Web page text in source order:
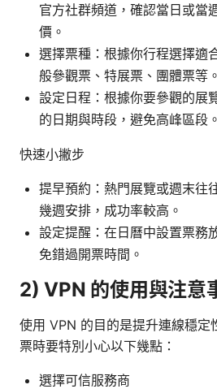
官方社群頻道，確認當日或當
價。
選擇票種：根據你行程選擇適
般參觀票、特展票、團體票等。
設定日程：根據你要參觀的展
的日期與時段，避免高峰區段。
快速小撇步
提早預約：熱門展覽或週末往
幾週安排，成功率較高。
設定提醒：在日曆中設置票務
免錯過開票時間。
2) VPN 的使用與注意
使用 VPN 的目的是提升連線穩定
票時要特別小心以下幾點：
選擇可信服務商